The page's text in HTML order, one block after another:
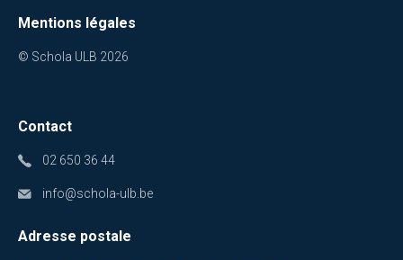
Mentions légales
© Schola ULB 2026
Contact
02 650 36 44
info@schola-ulb.be
Adresse postale